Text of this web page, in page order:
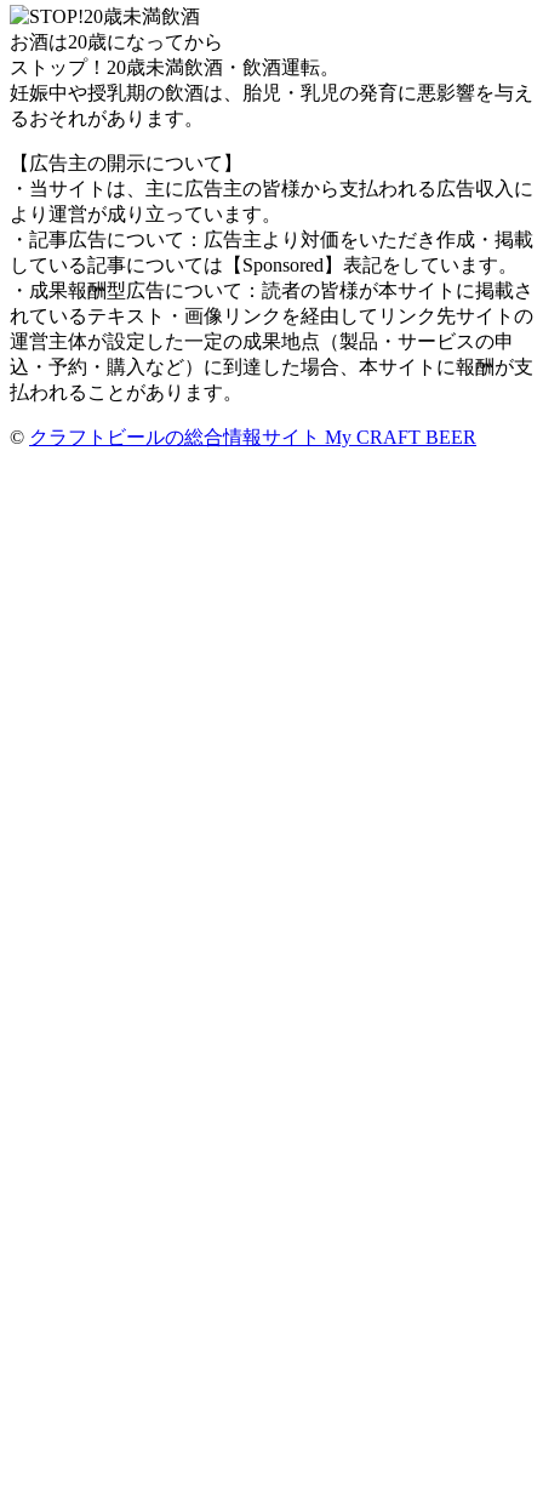
お酒は20歳になってから
ストップ！20歳未満飲酒・飲酒運転。
妊娠中や授乳期の飲酒は、胎児・乳児の発育に悪影響を与え
るおそれがあります。
【広告主の開示について】
・当サイトは、主に広告主の皆様から支払われる広告収入に
より運営が成り立っています。
・記事広告について：広告主より対価をいただき作成・掲載
している記事については【Sponsored】表記をしています。
・成果報酬型広告について：読者の皆様が本サイトに掲載さ
れているテキスト・画像リンクを経由してリンク先サイトの
運営主体が設定した一定の成果地点（製品・サービスの申
込・予約・購入など）に到達した場合、本サイトに報酬が支
払われることがあります。
© クラフトビールの総合情報サイト My CRAFT BEER